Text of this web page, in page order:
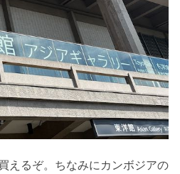
えるぞ。ちなみにカンボジアの